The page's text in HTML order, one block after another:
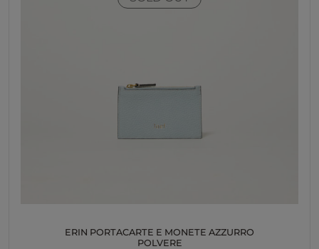
ERIN PORTACARTE E MONETE AZZURRO
POLVERE